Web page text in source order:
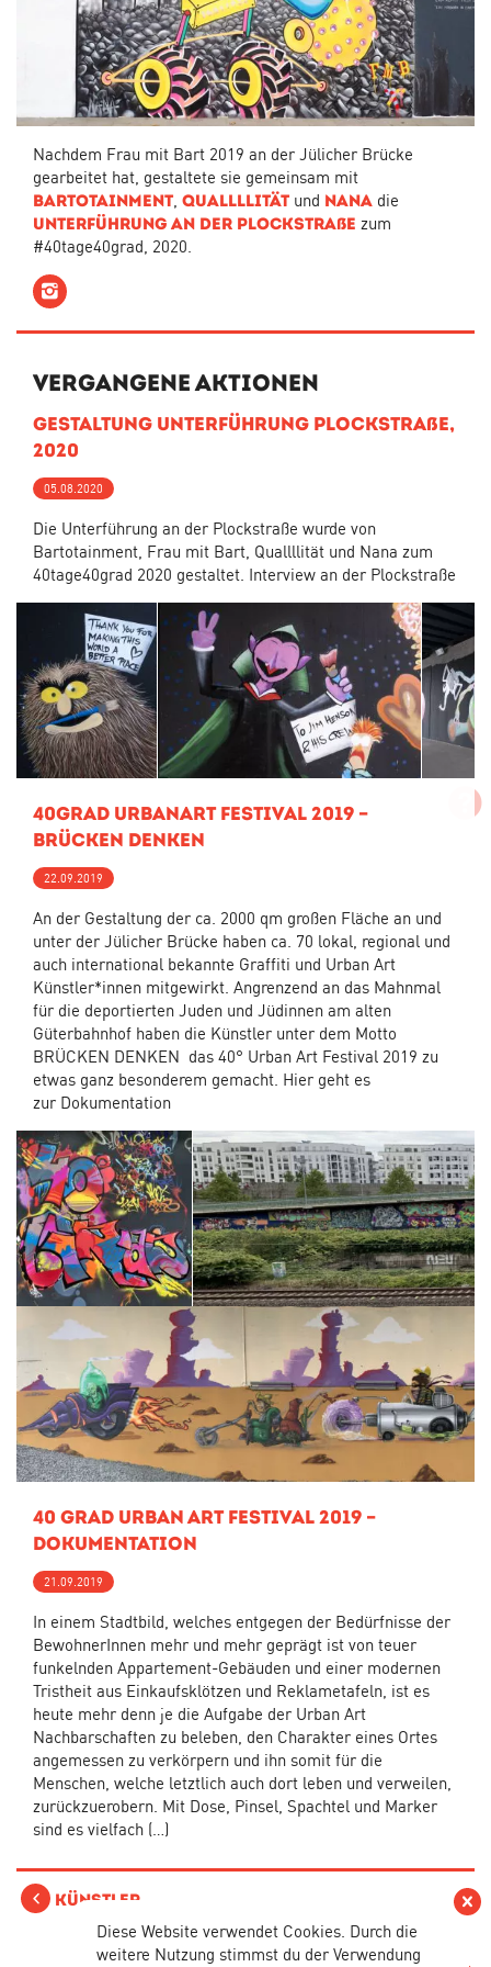
Nachdem Frau mit Bart 2019 an der Jülicher Brücke
gearbeitet hat, gestaltete sie gemeinsam mit
Bartotainment Quallllität und Nana die
Unterführung an der Plockstraße zum
#40tage40grad, 2020.
Instagram
Vergangene Aktionen
Gestaltung Unterführung Plockstraße,
2020
05.08.2020
Die Unterführung an der Plockstraße wurde von
Bartotainment, Frau mit Bart, Quallllität und Nana zum
40tage40grad 2020 gestaltet. Interview an der Plockstraße
40grad urbanart Festival 2019 –
Brücken Denken
22.09.2019
An der Gestaltung der ca. 2000 qm großen Fläche an und
unter der Jülicher Brücke haben ca. 70 lokal, regional und
auch international bekannte Graffiti und Urban Art
Künstler*innen mitgewirkt. Angrenzend an das Mahnmal
für die deportierten Juden und Jüdinnen am alten
Güterbahnhof haben die Künstler unter dem Motto
BRÜCKEN DENKEN das 40° Urban Art Festival 2019 zu
etwas ganz besonderem gemacht. Hier geht es
zur Dokumentation
40 Grad Urban Art Festival 2019 –
Dokumentation
21.09.2019
In einem Stadtbild, welches entgegen der Bedürfnisse der
BewohnerInnen mehr und mehr geprägt ist von teuer
funkelnden Appartement-Gebäuden und einer modernen
Tristheit aus Einkaufsklötzen und Reklametafeln, ist es
heute mehr denn je die Aufgabe der Urban Art
Nachbarschaften zu beleben, den Charakter eines Ortes
angemessen zu verkörpern und ihn somit für die
Menschen, welche letztlich auch dort leben und verweilen,
zurückzuerobern. Mit Dose, Pinsel, Spachtel und Marker
sind es vielfach (…)
Künstler
Diese Website verwendet Cookies. Durch die
weitere Nutzung stimmst du der Verwendung